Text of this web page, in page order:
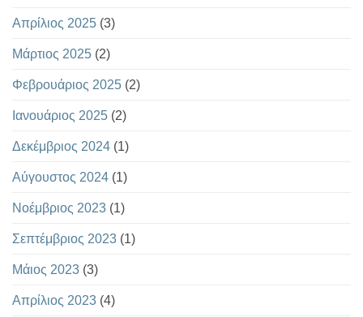
Απρίλιος 2025 (3)
Μάρτιος 2025 (2)
Φεβρουάριος 2025 (2)
Ιανουάριος 2025 (2)
Δεκέμβριος 2024 (1)
Αύγουστος 2024 (1)
Νοέμβριος 2023 (1)
Σεπτέμβριος 2023 (1)
Μάιος 2023 (3)
Απρίλιος 2023 (4)